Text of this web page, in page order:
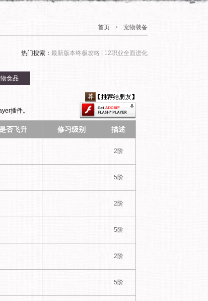
首页 > 宠物装备
热门搜索： 最新版本终极攻略 12职业全面进化
食品
插件。
是否飞升 修习级别 描述
2阶
5阶
2阶
5阶
2阶
5阶